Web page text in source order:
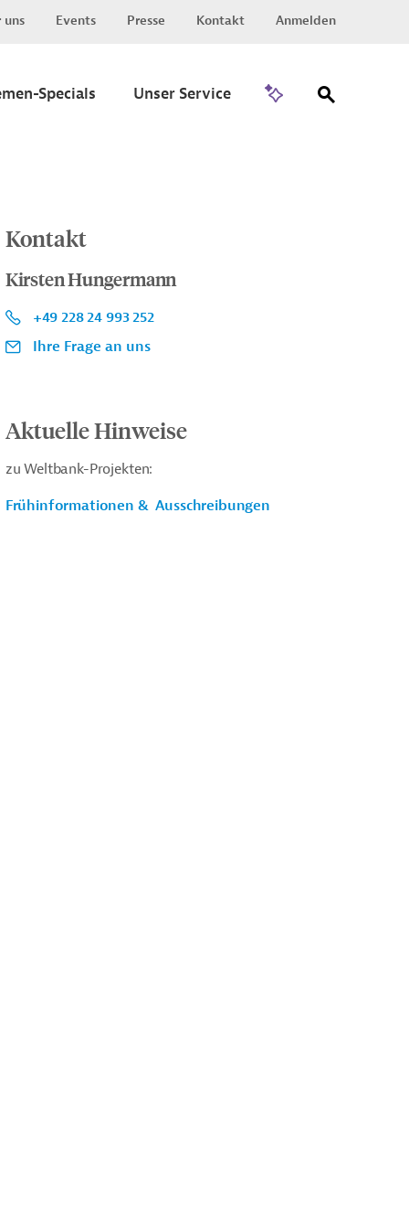
uns Events Presse Kontakt Anmelden
Specials Unser Service
Kontakt
Kirsten Hungermann
+49 228 24 993 252
Ihre Frage an uns
Aktuelle Hinweise
zu Weltbank-Projekten:
Frühinformationen & Ausschreibungen